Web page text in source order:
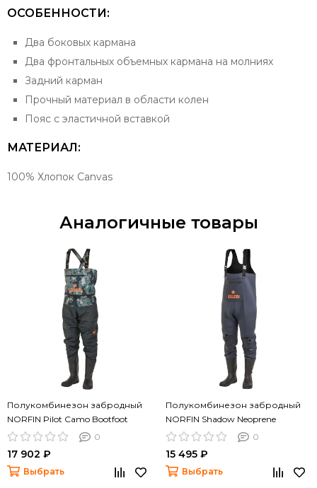
ОСОБЕННОСТИ:
Два боковых кармана
Два фронтальных объемных кармана на молниях
Задний карман
Прочный материал в области колен
Пояс с эластичной вставкой
МАТЕРИАЛ:
100% Хлопок Canvas
Аналогичные товары
Полукомбинезон забродный
NORFIN Pilot Camo Bootfoot
0
17 902 ₽
Выбрать
Полукомбинезон забродный
NORFIN Shadow Neoprene
Bootfoot
0
15 495 ₽
Выбрать